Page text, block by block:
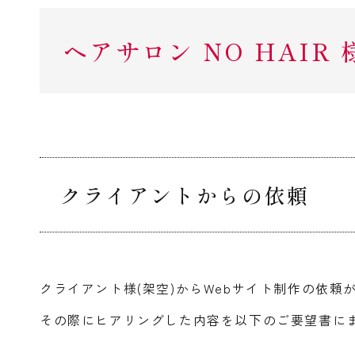
ヘアサロン NO HAIR
クライアントからの依頼
クライアント様(架空)からWebサイト制作の依頼
その際にヒアリングした内容を以下のご要望書に